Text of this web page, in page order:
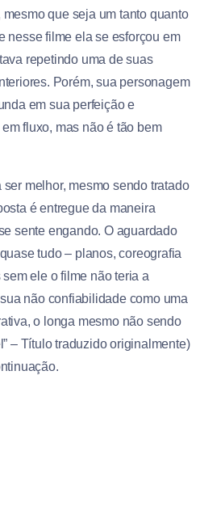
que seja um tanto quanto
nesse filme ela se esforçou em
repetindo uma de suas
Porém, sua personagem
em sua perfeição e
fluxo, mas não é tão bem
melhor, mesmo sendo tratado
é entregue da maneira
sente engando. O aguardado
tudo – planos, coreografia
ele o filme não teria a
não confiabilidade como uma
o longa mesmo não sendo
– Título traduzido originalmente)